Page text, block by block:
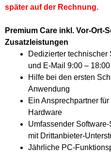
später auf der Rechnung.
Premium Care inkl. Vor-Ort-
Zusatzleistungen
Dedizierter technischer
und E-Mail 9:00 –
Hilfe bei den ersten
Anwendung
Ein Ansprechpartner
Hardware
Umfassender
mit Drittanbieter-
Jährliche PC-